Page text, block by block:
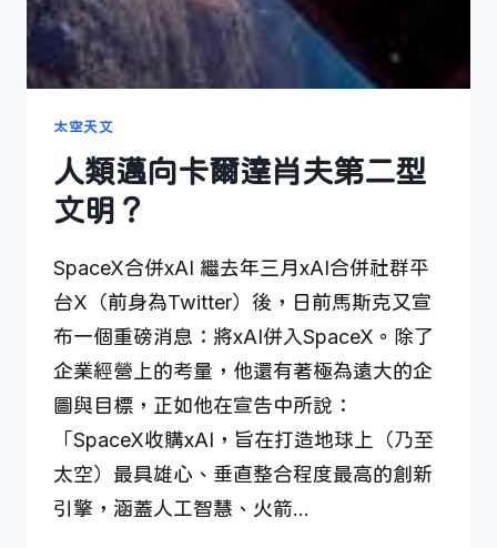
太空天文
人類邁向卡爾達肖夫第二型
文明？
SpaceX合併xAI 繼去年三月xAI合併社群平
台X（前身為Twitter）後，日前馬斯克又宣
布一個重磅消息：將xAI併入SpaceX。除了
企業經營上的考量，他還有著極為遠大的企
圖與目標，正如他在宣告中所說：
「SpaceX收購xAI，旨在打造地球上（乃至
太空）最具雄心、垂直整合程度最高的創新
引擎，涵蓋人工智慧、火箭…